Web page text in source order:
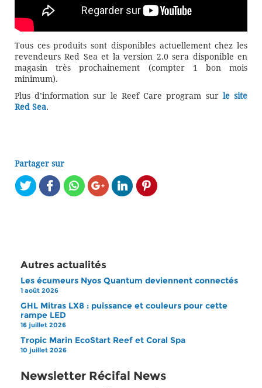
Tous ces produits sont disponibles actuellement chez les
revendeurs Red Sea et la version 2.0 sera disponible en
magasin très prochainement (compter 1 bon mois
minimum).
Plus d’information sur le Reef Care program sur le site
Red Sea.
Partager sur
Autres actualités
Les écumeurs Nyos Quantum deviennent connectés
1 août 2026
GHL Mitras LX8 : puissance et couleurs pour cette
rampe LED
16 juillet 2026
Tropic Marin EcoStart Reef et Coral Spa
10 juillet 2026
Newsletter Récifal News